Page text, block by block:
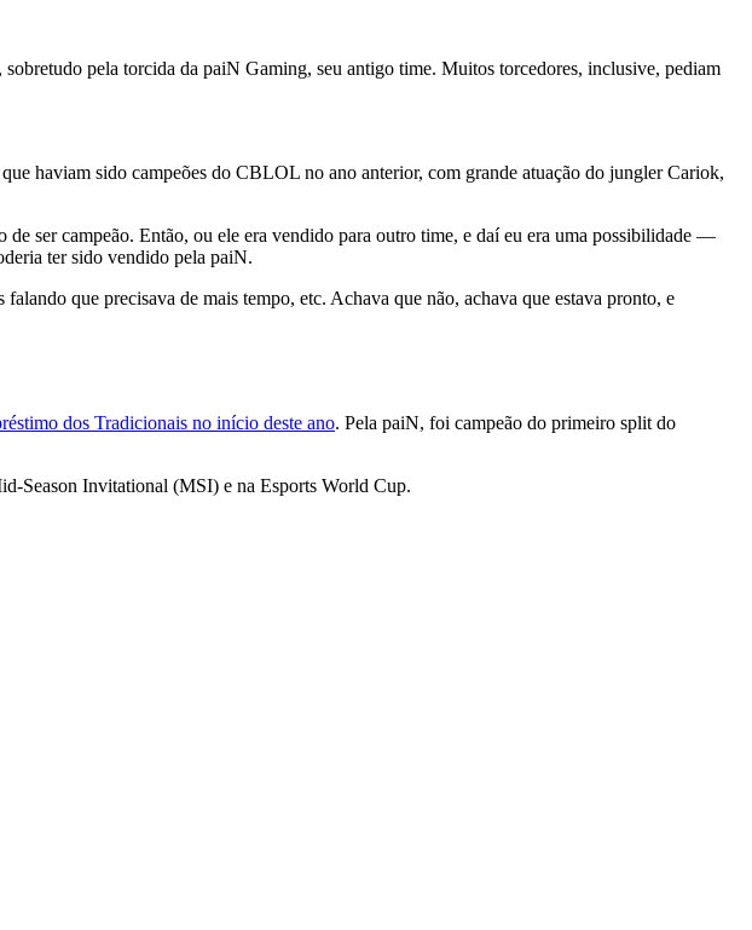
pela torcida da paiN Gaming, seu antigo time. Muitos torcedores, inclusive, pediam
haviam sido campeões do CBLOL no ano anterior, com grande atuação do jungler Cariok,
ser campeão. Então, ou ele era vendido para outro time, e daí eu era uma possibilidade —
ter sido vendido pela paiN.
que precisava de mais tempo, etc. Achava que não, achava que estava pronto, e
dos Tradicionais no início deste ano. Pela paiN, foi campeão do primeiro split do
Season Invitational (MSI) e na Esports World Cup.